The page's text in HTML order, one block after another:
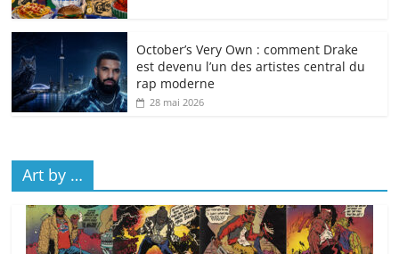
October’s Very Own : comment Drake
est devenu l’un des artistes central du
rap moderne
28 mai 2026
Art by …